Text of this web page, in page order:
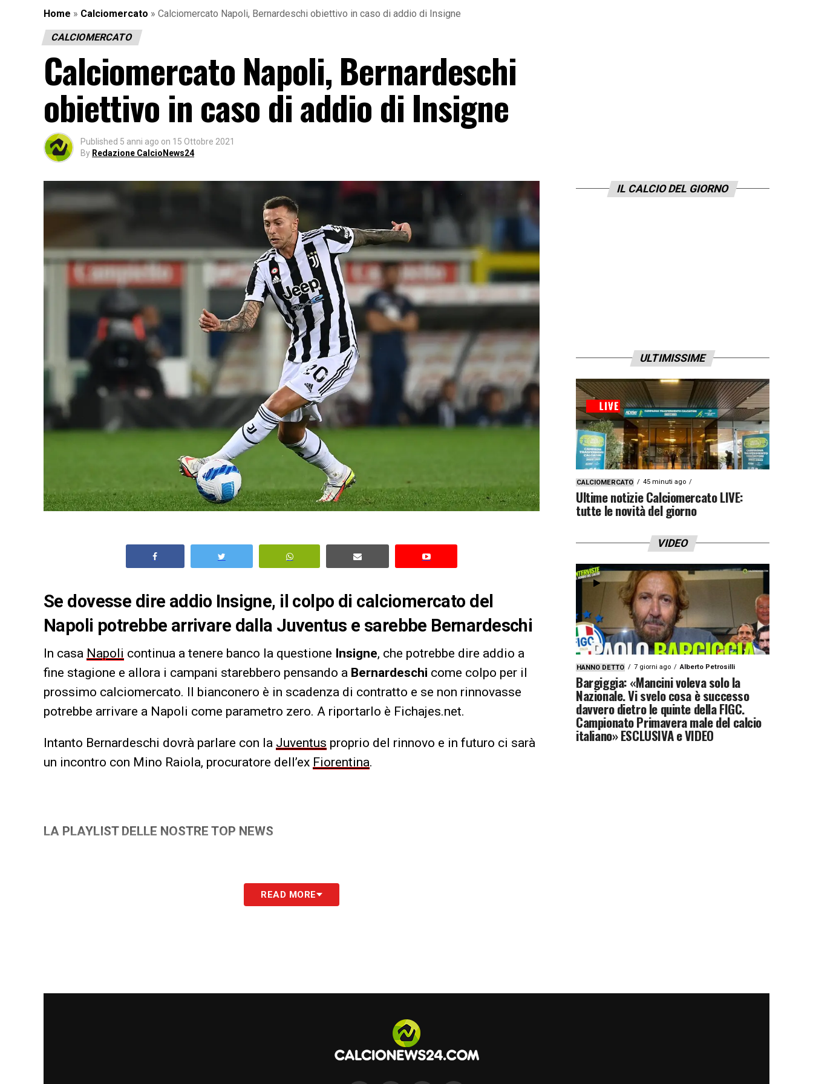
Home » Calciomercato » Calciomercato Napoli, Bernardeschi obiettivo in caso di addio di Insigne
CALCIOMERCATO
Calciomercato Napoli, Bernardeschi
obiettivo in caso di addio di Insigne
Published 5 anni ago on 15 Ottobre 2021
By Redazione CalcioNews24
Se dovesse dire addio Insigne, il colpo di calciomercato del
Napoli potrebbe arrivare dalla Juventus e sarebbe Bernardeschi
In casa Napoli continua a tenere banco la questione Insigne, che potrebbe dire addio a
fine stagione e allora i campani starebbero pensando a Bernardeschi come colpo per il
prossimo calciomercato. Il bianconero è in scadenza di contratto e se non rinnovasse
potrebbe arrivare a Napoli come parametro zero. A riportarlo è Fichajes.net.
Intanto Bernardeschi dovrà parlare con la Juventus proprio del rinnovo e in futuro ci sarà
un incontro con Mino Raiola, procuratore dell’ex Fiorentina.
LA PLAYLIST DELLE NOSTRE TOP NEWS
READ MORE
IL CALCIO DEL GIORNO
ULTIMISSIME
CALCIOMERCATO 45 minuti ago
Ultime notizie Calciomercato LIVE:
tutte le novità del giorno
VIDEO
HANNO DETTO 7 giorni ago Alberto Petrosilli
Bargiggia: «Mancini voleva solo la
Nazionale. Vi svelo cosa è successo
davvero dietro le quinte della FIGC.
Campionato Primavera male del calcio
italiano» ESCLUSIVA e VIDEO